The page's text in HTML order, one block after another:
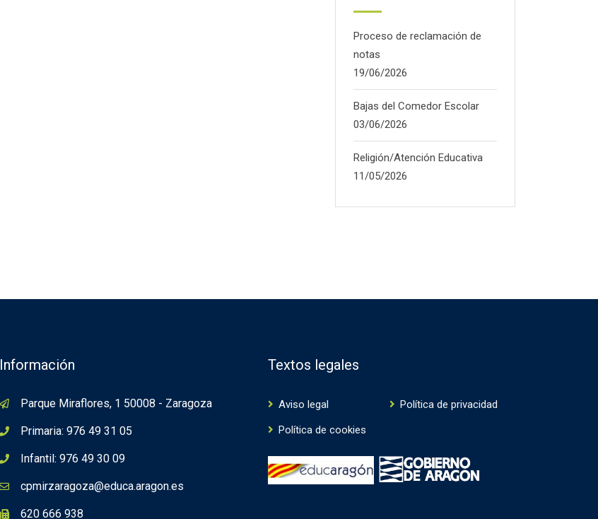
Proceso de reclamación de
notas
19/06/2026
Bajas del Comedor Escolar
03/06/2026
Religión/Atención Educativa
11/05/2026
Información
Parque Miraflores, 1 50008 - Zaragoza
Primaria: 976 49 31 05
Infantil: 976 49 30 09
cpmirzaragoza@educa.aragon.es
620 666 938
Textos legales
Aviso legal
Política de privacidad
Política de cookies